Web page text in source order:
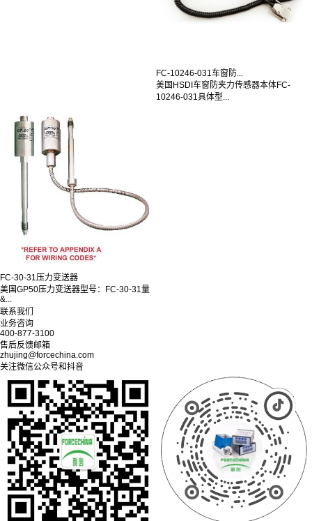
FC-10246-031车窗防...
美国HSDI车窗防夹力传感器本体FC-
10246-031具体型...
FC-30-31压力变送器
美国GP50压力变送器型号：FC-30-31量
&...
联系我们
业务咨询
400-877-3100
售后反馈邮箱
zhujing@forcechina.com
关注微信公众号和抖音